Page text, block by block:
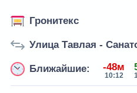
Гронитекс
Улица Тавлая -
Ближайшие: -48м
10:12